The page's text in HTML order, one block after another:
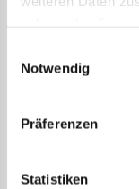
Cookies, wenn
Notwendig
Präferenzen
Statistiken
verwenden,